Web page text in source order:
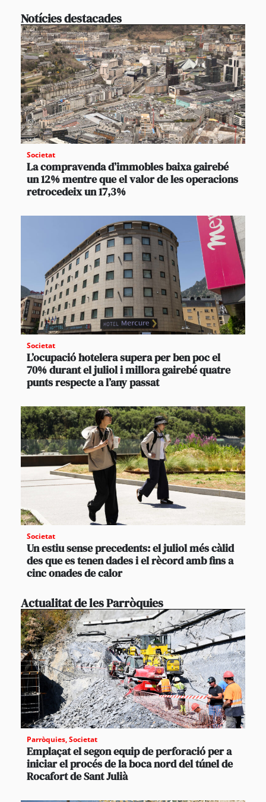
Notícies destacades
Societat
La compravenda d’immobles baixa gairebé
un 12% mentre que el valor de les operacions
retrocedeix un 17,3%
Societat
L’ocupació hotelera supera per ben poc el
70% durant el juliol i millora gairebé quatre
punts respecte a l’any passat
Societat
Un estiu sense precedents: el juliol més càlid
des que es tenen dades i el rècord amb fins a
cinc onades de calor
Actualitat de les Parròquies
Parròquies,Societat
Emplaçat el segon equip de perforació per a
iniciar el procés de la boca nord del túnel de
Rocafort de Sant Julià